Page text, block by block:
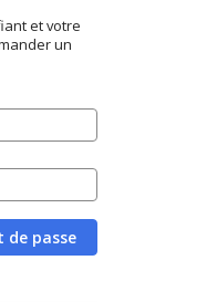
et votre
un
de passe